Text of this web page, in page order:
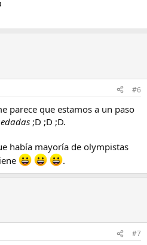
#6
parece que estamos a un paso
;D ;D ;D.
había mayoría de olympistas
.
#7